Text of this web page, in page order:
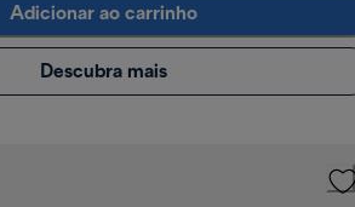
Adicionar ao carrinho
Descubra mais